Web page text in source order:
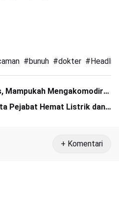
#bunuh #dokter #
Mampukah Mengakomodir
Pejabat Hemat Listrik dan
+ Komentari